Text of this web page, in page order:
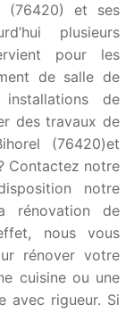
(76420) et ses
plusieurs
pour les
de salle de
de
des travaux de
(76420)et
Contactez notre
notre
rénovation de
nous vous
rénover votre
cuisine ou une
avec rigueur. Si